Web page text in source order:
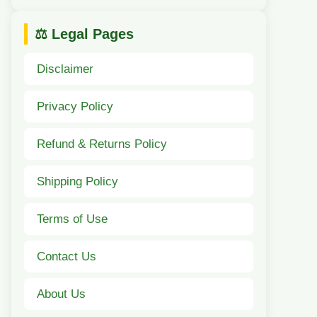
⚖️ Legal Pages
Disclaimer
Privacy Policy
Refund & Returns Policy
Shipping Policy
Terms of Use
Contact Us
About Us